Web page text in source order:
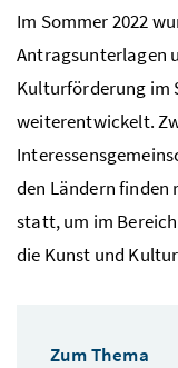
Im Sommer 2022
Antragsunterlagen
Kulturförderung im
weiterentwickelt.
den Ländern
statt, um im Bereich
die Kunst und
Zum Thema